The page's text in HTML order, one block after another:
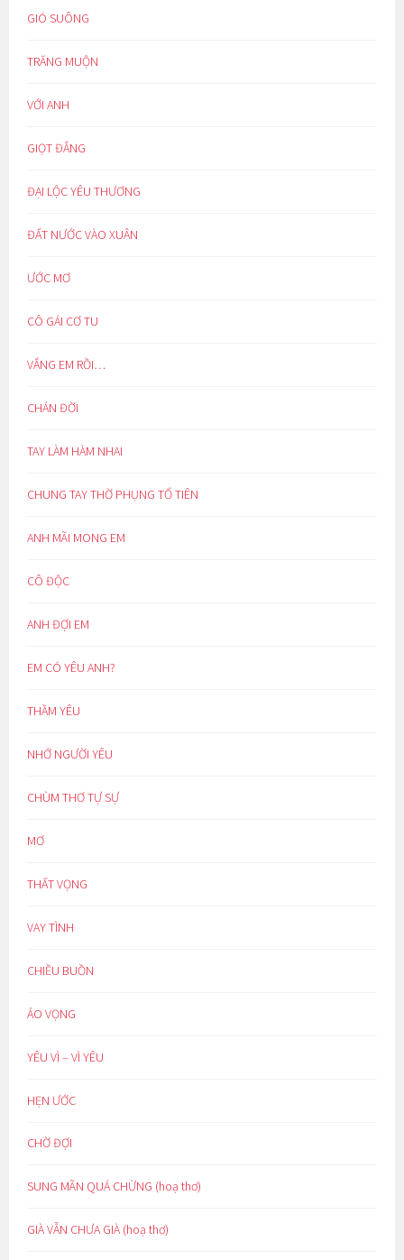
GIÓ SUÔNG
TRĂNG MUỘN
VỚI ANH
GIỌT ĐẮNG
ĐẠI LỘC YÊU THƯƠNG
ĐẤT NƯỚC VÀO XUÂN
ƯỚC MƠ
CÔ GÁI CƠ TU
VẮNG EM RỒI…
CHÁN ĐỜI
TAY LÀM HÀM NHAI
CHUNG TAY THỜ PHỤNG TỔ TIÊN
ANH MÃI MONG EM
CÔ ĐỘC
ANH ĐỢI EM
EM CÓ YÊU ANH?
THẦM YÊU
NHỚ NGƯỜI YÊU
CHÙM THƠ TỰ SỰ
MƠ
THẤT VỌNG
VAY TÌNH
CHIỀU BUỒN
ẢO VỌNG
YÊU VÌ – VÌ YÊU
HẸN ƯỚC
CHỜ ĐỢI
SUNG MÃN QUÁ CHỪNG (hoạ thơ)
GIÀ VẪN CHƯA GIÀ (hoạ thơ)